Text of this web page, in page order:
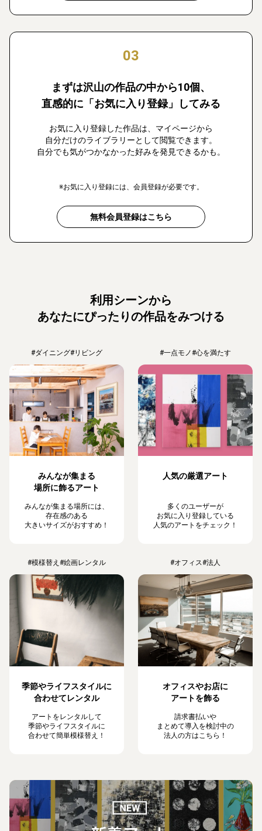
03
まずは沢山の作品の中から10個、
直感的に「お気に入り登録」してみる
お気に入り登録した作品は、マイページから
自分だけのライブラリーとして閲覧できます。
自分でも気がつかなかった好みを発見できるかも。
※お気に入り登録には、会員登録が必要です。
無料会員登録はこちら
利用シーンから
あなたにぴったりの作品をみつける
#ダイニング#リビング
みんなが集まる
場所に飾るアート
みんなが集まる場所には、
存在感のある
大きいサイズがおすすめ！
#一点モノ#心を満たす
人気の厳選アート
多くのユーザーが
お気に入り登録している
人気のアートをチェック！
#模様替え #絵画レンタル
季節やライフスタイルに
合わせてレンタル
アートをレンタルして
季節やライフスタイルに
合わせて簡単模様替え！
#オフィス#法人
オフィスやお店に
アートを飾る
請求書払いや
まとめて導入を検討中の
法人の方はこちら！